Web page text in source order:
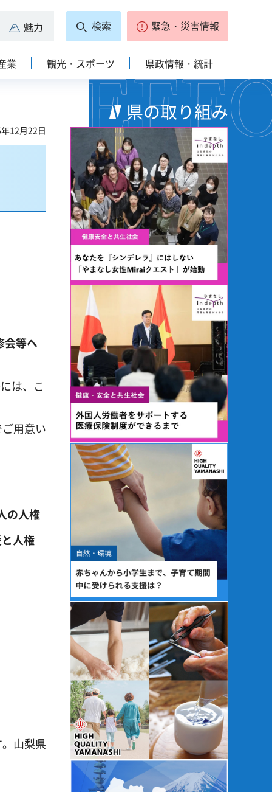
魅力 検索 緊急・災害情報
業 観光・スポーツ 県政情報・統計
12月22日
会等へ
は、こ
用意い
の人権
人権
山梨県
県の取り組み